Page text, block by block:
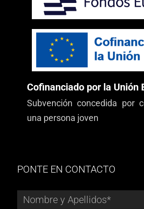
Cofinanciado por la Unión
Subvención concedida por
una persona joven
PONTE EN CONTACTO